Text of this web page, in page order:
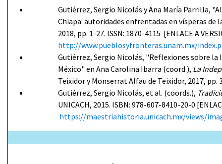
Gutiérrez, Sergio Nicolás y Ana María Parrilla,
Chiapa: autoridades enfrentadas en vísperas de
2018, pp. 1-27. ISSN: 1870-4115 [ENLACE A
http://www.pueblosyfronteras.unam.mx/
Gutiérrez, Sergio Nicolás, "Reflexiones sobre la
México" en Ana Carolina Ibarra (coord.), La
Teixidor y Monserrat Alfau de Teixidor, 2017, pp.
Gutiérrez, Sergio Nicolás, et al. (coords.),
UNICACH, 2015. ISBN: 978-607-8410-20-0
https://maestriahistoria.unicach.mx/views/